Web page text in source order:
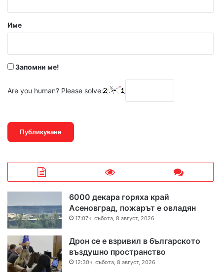
р
Име
Запомни ме!
Are you human? Please solve:
6000 декара горяха край
Асеновград, пожарът е овладян
17:07ч, събота, 8 август, 2026
Дрон се е взривил в българското
въздушно пространство
12:30ч, събота, 8 август, 2026